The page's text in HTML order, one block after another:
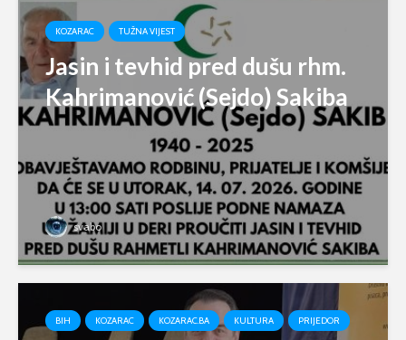
KOZARAC TUŽNA VIJEST
Jasin i tevhid pred dušu rhm.
Kahrimanović (Sejdo) Sakiba
svabo
BIH KOZARAC KOZARAC.BA KULTURA PRIJEDOR